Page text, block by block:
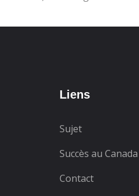
Liens
Sujet
Succès au Canada
Contact